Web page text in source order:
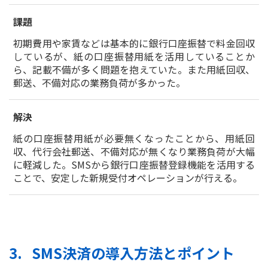
課題
初期費用や家賃などは基本的に銀行口座振替で料金回収
しているが、紙の口座振替用紙を活用していることか
ら、記載不備が多く問題を抱えていた。また用紙回収、
郵送、不備対応の業務負荷が多かった。
解決
紙の口座振替用紙が必要無くなったことから、用紙回
収、代行会社郵送、不備対応が無くなり業務負荷が大幅
に軽減した。SMSから銀行口座振替登録機能を活用する
ことで、安定した新規受付オペレーションが行える。
SMS決済の導入方法とポイント